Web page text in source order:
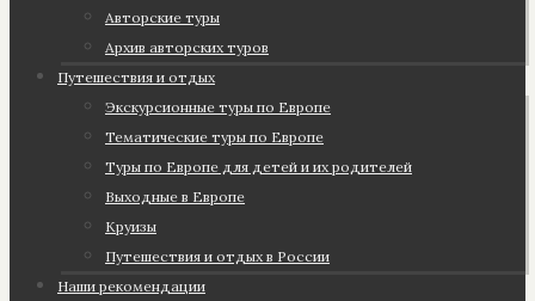
Авторские туры
Архив авторских туров
Путешествия и отдых
Экскурсионные туры по Европе
Тематические туры по Европе
Туры по Европе для детей и их родителей
Выходные в Европе
Круизы
Путешествия и отдых в России
Наши рекомендации